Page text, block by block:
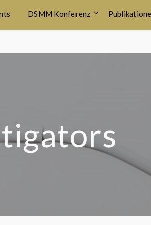
DSMM Konferenz